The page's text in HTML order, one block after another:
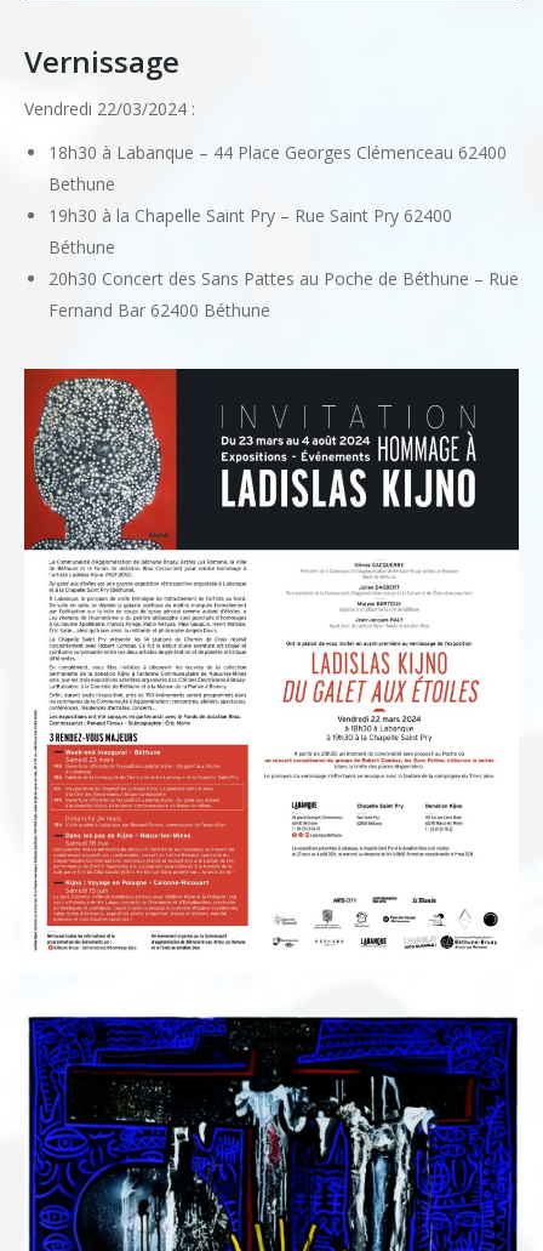
Vernissage
Vendredi 22/03/2024 :
18h30 à Labanque – 44 Place Georges Clémenceau 62400
Bethune
19h30 à la Chapelle Saint Pry – Rue Saint Pry 62400
Béthune
20h30 Concert des Sans Pattes au Poche de Béthune – Rue
Fernand Bar 62400 Béthune